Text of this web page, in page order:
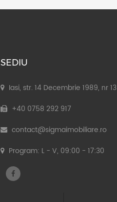
SEDIU
Iasi, str. 14 Decembrie 1989, nr 13
+40 0758 292 917
contact@sigmaimobiliare.ro
Program: L - V, 09:00 - 17:30